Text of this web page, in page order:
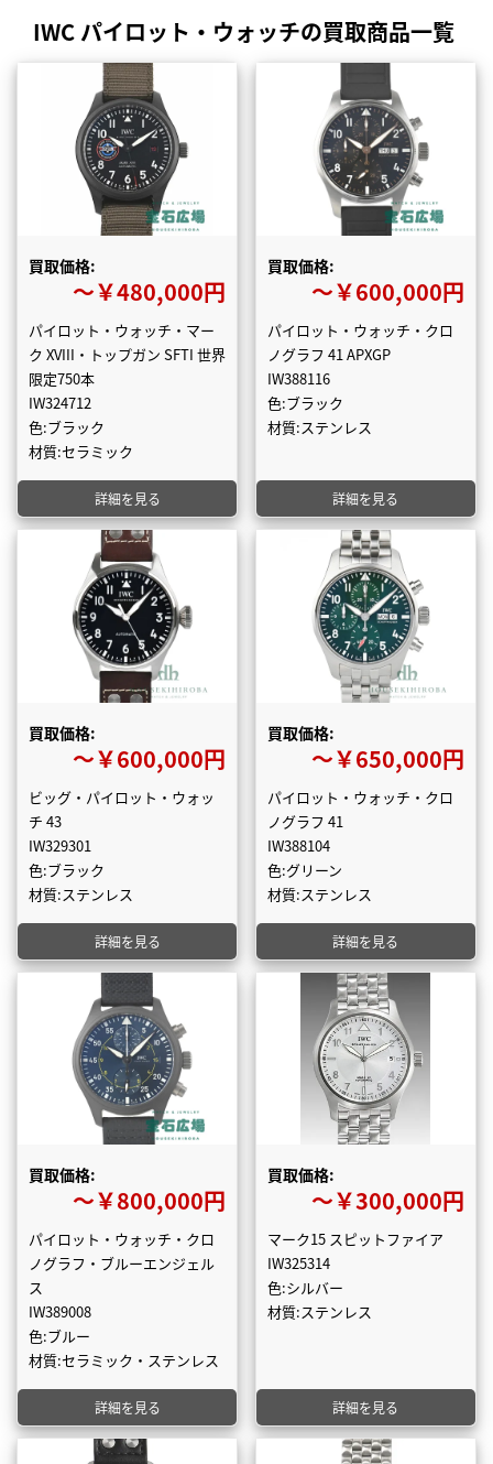
IWC パイロット・ウォッチの買取商品一覧
買取価格:
〜￥480,000円
パイロット・ウォッチ・マー
ク XVIII・トップガン SFTI 世界
限定750本
IW324712
色:ブラック
材質:セラミック
詳細を見る
買取価格:
〜￥600,000円
パイロット・ウォッチ・クロ
ノグラフ 41 APXGP
IW388116
色:ブラック
材質:ステンレス
詳細を見る
買取価格:
〜￥600,000円
ビッグ・パイロット・ウォッ
チ 43
IW329301
色:ブラック
材質:ステンレス
詳細を見る
買取価格:
〜￥650,000円
パイロット・ウォッチ・クロ
ノグラフ 41
IW388104
色:グリーン
材質:ステンレス
詳細を見る
買取価格:
〜￥800,000円
パイロット・ウォッチ・クロ
ノグラフ・ブルーエンジェル
ス
IW389008
色:ブルー
材質:セラミック・ステンレス
詳細を見る
買取価格:
〜￥300,000円
マーク15 スピットファイア
IW325314
色:シルバー
材質:ステンレス
詳細を見る